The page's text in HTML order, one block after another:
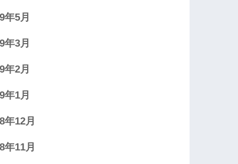
年5月
年3月
年2月
年1月
年12月
年11月